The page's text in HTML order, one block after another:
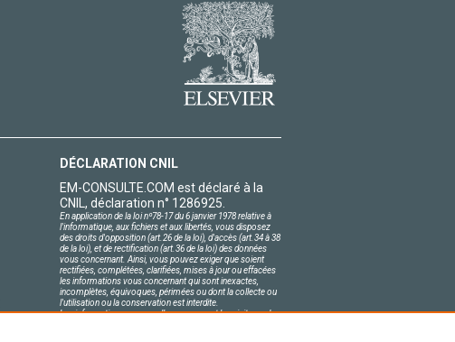
DÉCLARATION CNIL
EM-CONSULTE.COM est déclaré à la
CNIL, déclaration n° 1286925.
En application de la loi nº78-17 du 6 janvier 1978 relative à
l'informatique, aux fichiers et aux libertés, vous disposez
des droits d'opposition (art.26 de la loi), d'accès (art.34 à 38
de la loi), et de rectification (art.36 de la loi) des données
vous concernant. Ainsi, vous pouvez exiger que soient
rectifiées, complétées, clarifiées, mises à jour ou effacées
les informations vous concernant qui sont inexactes,
incomplètes, équivoques, périmées ou dont la collecte ou
l'utilisation ou la conservation est interdite.
Les informations personnelles concernant les visiteurs de